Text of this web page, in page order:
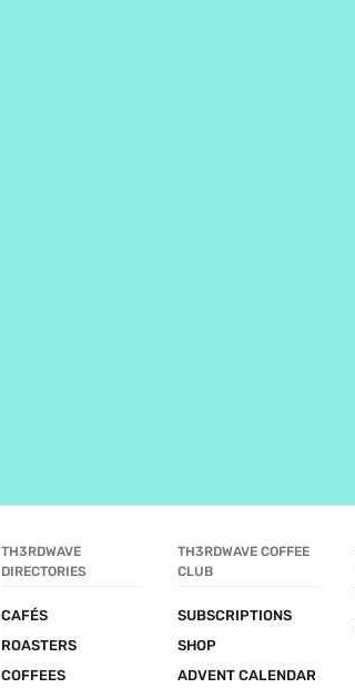
TH3RDWAVE
DIRECTORIES
CAFÉS
ROASTERS
COFFEES
TH3RDWAVE COFFEE
CLUB
SUBSCRIPTIONS
SHOP
ADVENT CALENDAR